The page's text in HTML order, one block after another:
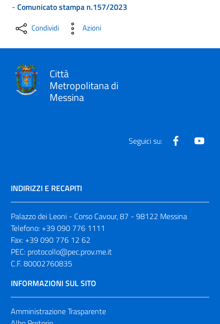
- Comunicato stampa n.157/2023
Condividi Azioni
Città
Metropolitana di
Messina
Seguici su: Facebook
INDIRIZZI E RECAPITI
Palazzo dei Leoni - Corso Cavour, 87 - 98122 Messina
Telefono: +39 090 776 1111
Fax: +39 090 776 12 62
PEC: protocollo@pec.prov.me.it
C.F. 80002760835
INFORMAZIONI SUL SITO
Amministrazione Trasparente